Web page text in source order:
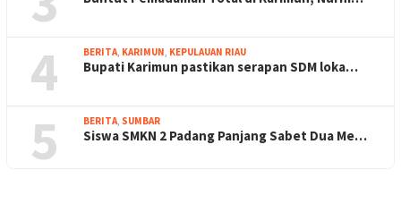
4 BERITA, KARIMUN, KEPULAUAN RIAU
Bupati Karimun pastikan serapan SDM loka…
5 BERITA, SUMBAR
Siswa SMKN 2 Padang Panjang Sabet Dua Me…